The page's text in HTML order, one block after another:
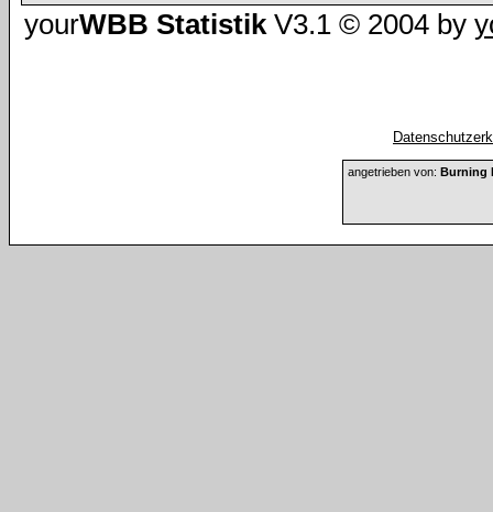
yourWBB Statistik V3.1 © 2004 by
angetrieben von: Burning